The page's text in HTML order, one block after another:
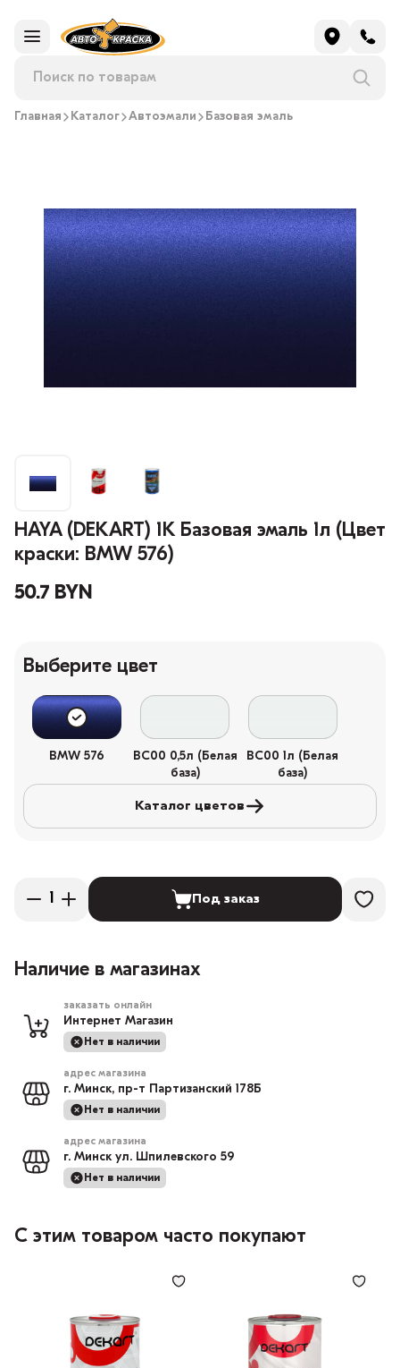
Главная Каталог Автоэмали Базовая эмаль
HAYA (DEKART) 1К Базовая эмаль 1л (Цвет
краски: BMW 576)
50.7 BYN
Выберите цвет
BMW 576
BC00 0,5л (Белая
база)
BC00 1л (Белая
база)
Каталог цветов
Под заказ
Наличие в магазинах
заказать онлайн
Интернет Магазин
Нет в наличии
адрес магазина
г. Минск, пр-т Партизанский 178Б
Нет в наличии
адрес магазина
г. Минск ул. Шпилевского 59
Нет в наличии
С этим товаром часто покупают